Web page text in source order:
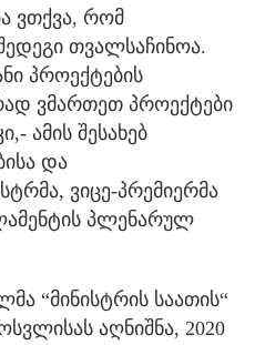
ვთქვა, რომ
თვალსაჩინოა.
პროექტების
ვმართეთ პროექტები
ამის შესახებ
და
ვიცე-პრემიერმა
პლენარულ
“მინისტრის საათის“
აღნიშნა, 2020